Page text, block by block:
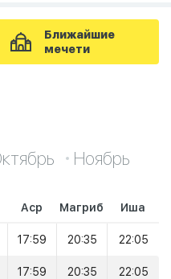
Ближайшие
мечети
Ноябрь
Аср Магриб Иша
17:59 20:35 22:05
17:59 20:35 22:05